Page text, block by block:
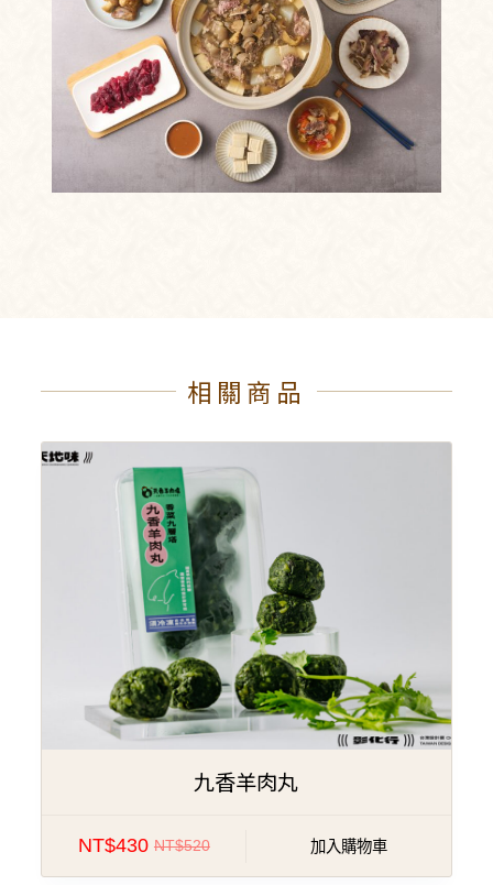
相關商品
九香羊肉丸
NT$520
NT$430 加入購物車